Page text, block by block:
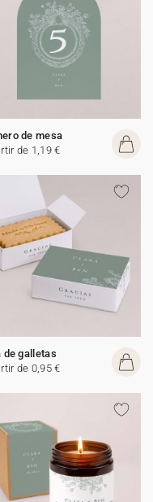
de mesa
de 1,19 €
de galletas
de 0,95 €